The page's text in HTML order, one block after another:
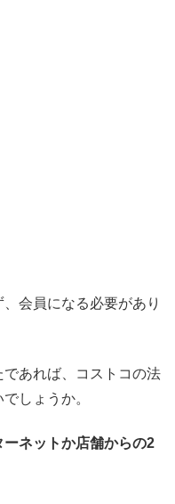
会員になる必要があり
あれば、コストコの法
しょうか。
ネットか店舗からの2